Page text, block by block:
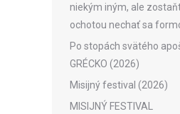
niekým iným, ale
ochotou nechať sa
Po stopách svätého
GRÉCKO (2026)
Misijný festival (2026)
MISIJNÝ FESTIVAL